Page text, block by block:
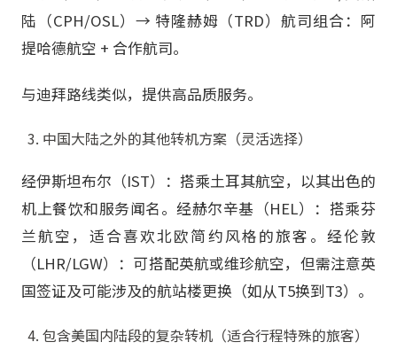
陆（CPH/OSL）→ 特隆赫姆（TRD）航司组合：阿
提哈德航空 + 合作航司。
与迪拜路线类似，提供高品质服务。
中国大陆之外的其他转机方案（灵活选择）
经伊斯坦布尔（IST）：搭乘土耳其航空，以其出色的
机上餐饮和服务闻名。经赫尔辛基（HEL）：搭乘芬
兰航空，适合喜欢北欧简约风格的旅客。经伦敦
（LHR/LGW）：可搭配英航或维珍航空，但需注意英
国签证及可能涉及的航站楼更换（如从T5换到T3）。
包含美国内陆段的复杂转机（适合行程特殊的旅客）